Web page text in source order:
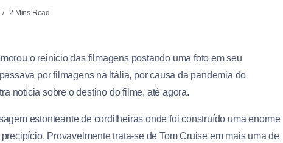
2 Mins Read
o reinício das filmagens postando uma foto em seu
por filmagens na Itália, por causa da pandemia do
notícia sobre o destino do filme, até agora.
estonteante de cordilheiras onde foi construído uma enorme
Provavelmente trata-se de Tom Cruise em mais uma de